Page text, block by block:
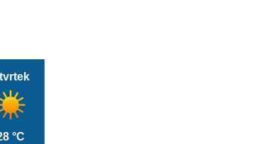
°C